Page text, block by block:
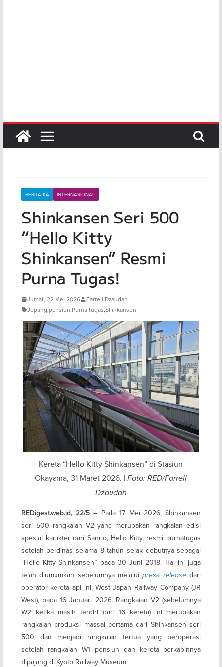
BERITA KA INTERNASIONAL
Shinkansen Seri 500
“Hello Kitty
Shinkansen” Resmi
Purna Tugas!
Jumat, 22 Mei 2026
Farrell Dzaudan
Jepang,pensiun,Purna tugas,Shinkansen
Kereta “Hello Kitty Shinkansen” di Stasiun
Okayama, 31 Maret 2026. |Foto: RED/Farrell
Dzaudan
REDigest.web.id, 22/5 – Pada 17 Mei 2026, Shinkansen
seri 500 rangkaian V2 yang merupakan rangkaian edisi
spesial karakter dari Sanrio, Hello Kitty, resmi purnatugas
setelah berdinas selama 8 tahun sejak debutnya sebagai
“Hello Kitty Shinkansen” pada 30 Juni 2018. Hal ini juga
telah diumumkan sebelumnya melaluipress releasedari
operator kereta api ini, West Japan Railway Company (JR
West), pada 16 Januari 2026. Rangkaian V2 (sebelumnya
W2 ketika masih terdiri dari 16 kereta) ini merupakan
rangkaian produksi massal pertama dari Shinkansen seri
500 dan menjadi rangkaian tertua yang beroperasi
setelah rangkaian W1 pensiun dan kereta berkabinnya
dipajang di Kyoto Railway Museum.